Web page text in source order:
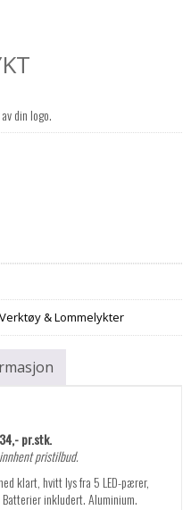
din logo.
Verktøy & Lommelykter
pr.stk.
pristilbud.
klart, hvitt lys fra 5 LED-pærer,
inkludert. Aluminium.